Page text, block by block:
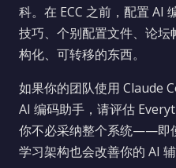
科。在 ECC 之前，配置
技巧、个别配置文件、论坛
构化、可转移的东西。
如果你的团队使用 Claude
AI 编码助手，请评估
你不必采纳整个系统——即
学习架构也会改善你的 AI 辅